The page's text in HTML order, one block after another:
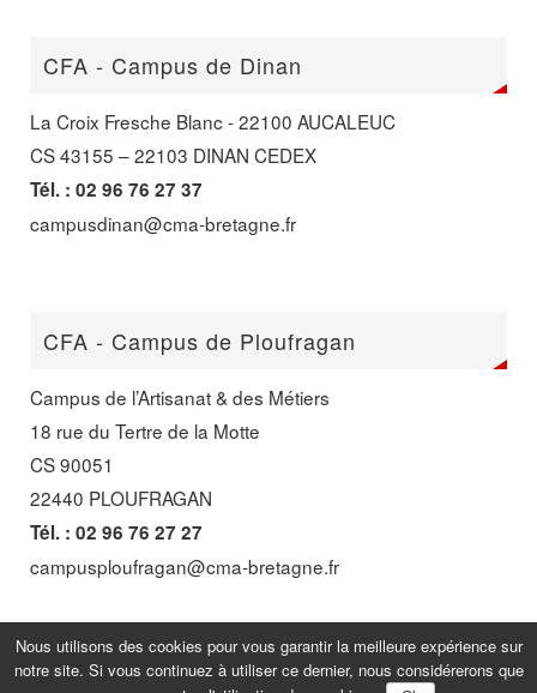
CFA - Campus de Dinan
La Croix Fresche Blanc - 22100 AUCALEUC
CS 43155 – 22103 DINAN CEDEX
Tél. : 02 96 76 27 37
campusdinan@cma-bretagne.fr
CFA - Campus de Ploufragan
Campus de l’Artisanat & des Métiers
18 rue du Tertre de la Motte
CS 90051
22440 PLOUFRAGAN
Tél. : 02 96 76 27 27
campusploufragan@cma-bretagne.fr
Nous utilisons des cookies pour vous garantir la meilleure expérience sur
notre site. Si vous continuez à utiliser ce dernier, nous considérerons que